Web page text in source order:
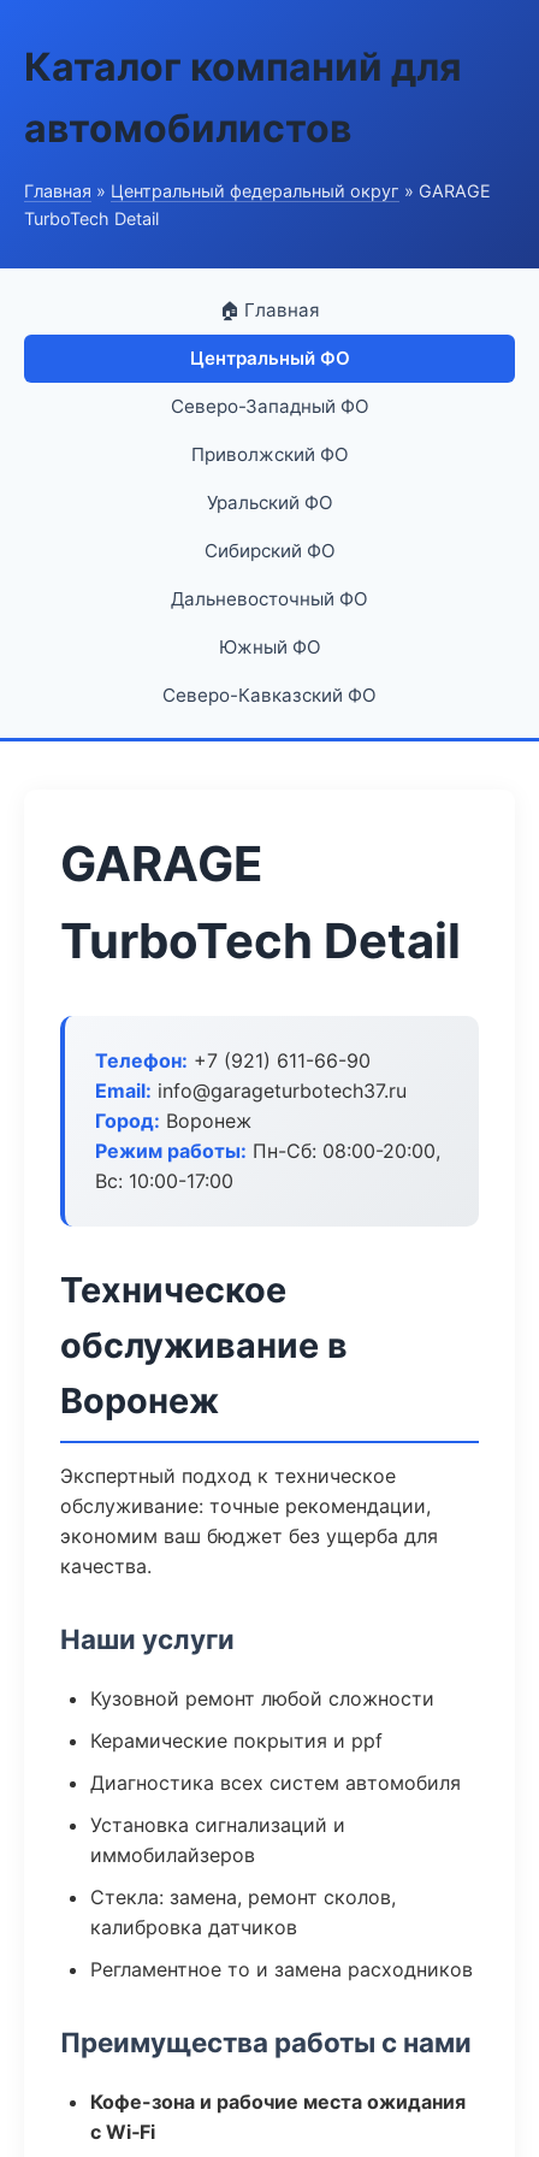
Каталог компаний для
автомобилистов
Главная » Центральный федеральный округ » GARAGE
TurboTech Detail
🏠 Главная
Центральный ФО
Северо-Западный ФО
Приволжский ФО
Уральский ФО
Сибирский ФО
Дальневосточный ФО
Южный ФО
Северо-Кавказский ФО
GARAGE
TurboTech Detail
Телефон: +7 (921) 611-66-90
Email: info@garageturbotech37.ru
Город: Воронеж
Режим работы: Пн-Сб: 08:00-20:00,
Вс: 10:00-17:00
Техническое
обслуживание в
Воронеж
Экспертный подход к техническое
обслуживание: точные рекомендации,
экономим ваш бюджет без ущерба для
качества.
Наши услуги
Кузовной ремонт любой сложности
Керамические покрытия и ppf
Диагностика всех систем автомобиля
Установка сигнализаций и
иммобилайзеров
Стекла: замена, ремонт сколов,
калибровка датчиков
Регламентное то и замена расходников
Преимущества работы с нами
Кофе-зона и рабочие места ожидания
с Wi‑Fi